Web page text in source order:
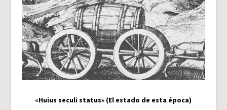
«Huius seculi status» (El estado de esta época)